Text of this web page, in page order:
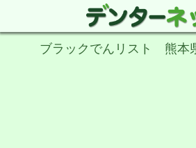
ブラックでんリスト 熊本